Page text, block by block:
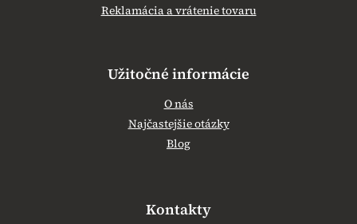
Reklamácia a vrátenie tovaru
Užitočné informácie
O nás
Najčastejšie otázky
Blog
Kontakty